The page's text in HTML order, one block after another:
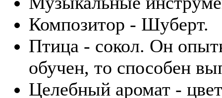
Композитор - Шуберт.
Птица - сокол. Он
обучен, то способен
Целебный аромат -